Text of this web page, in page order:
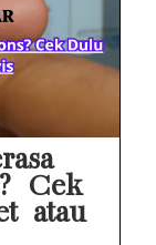
Cek
atau